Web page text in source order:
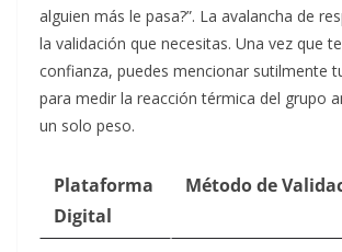
alguien más le pasa?”. La avalancha de
la validación que necesitas. Una vez que
confianza, puedes mencionar sutilmente
para medir la reacción térmica del grupo
un solo peso.
Plataforma
Digital
Método de